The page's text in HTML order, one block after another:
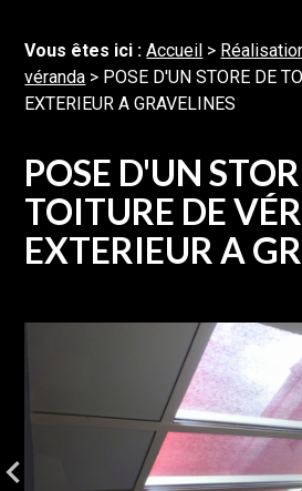
Vous êtes ici :Accueil >
véranda > POSE D'UN STORE DE
EXTERIEUR A GRAVELINES
POSE D'UN
TOITURE DE
EXTERIEUR A